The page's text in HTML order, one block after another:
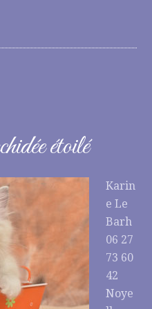
étoilé
Karin
e Le
Barh
06 27
73 60
42
Noye